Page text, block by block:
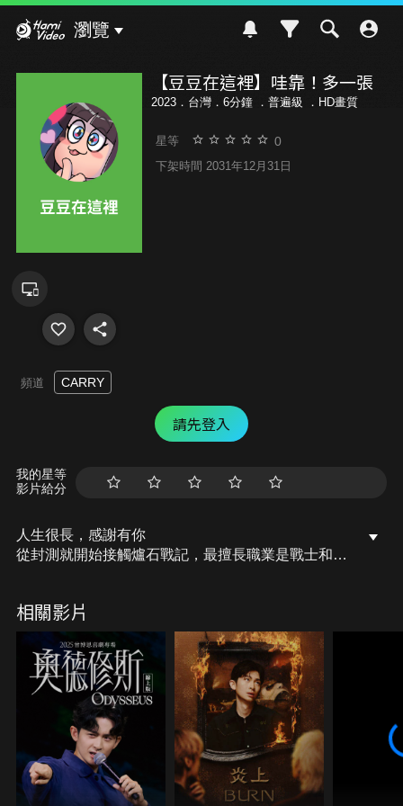
瀏覽
【豆豆在這裡】哇靠！多一張
2023．台灣．6分鐘 ． 普遍級 ．HD畫質
星等 0
下架時間 2031年12月31日
頻道 CARRY
請先登入
我的星等
影片給分
人生很長，感謝有你
從封測就開始接觸爐石戰記，最擅長職業是戰士和牧
醒吧， 趁此良機，莫再猶豫，恭請蛇界至尊雙飛寶
典！ OSkomodo 還不一起加入蛇教跟著教主一起前
進!
相關影片